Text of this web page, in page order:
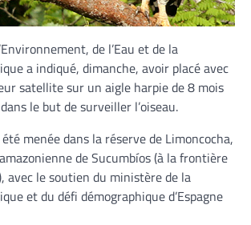
de l’Eau et de la
a indiqué, dimanche, avoir placé avec
satellite sur un aigle harpie de 8 mois
le but de surveiller l’oiseau.
menée dans la réserve de Limoncocha,
de Sucumbíos (à la frontière
avec le soutien du ministère de la
et du défi démographique d’Espagne